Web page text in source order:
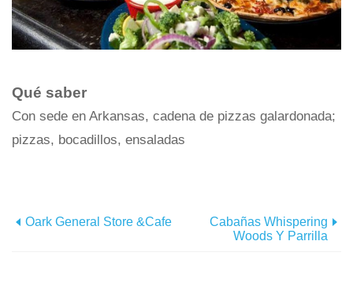
Qué saber
Con sede en Arkansas, cadena de pizzas galardonada;
pizzas, bocadillos, ensaladas
Oark General Store &Cafe
Cabañas Whispering
Woods Y Parrilla